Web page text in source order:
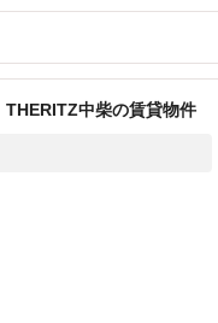
THERITZ中柴の賃貸物件